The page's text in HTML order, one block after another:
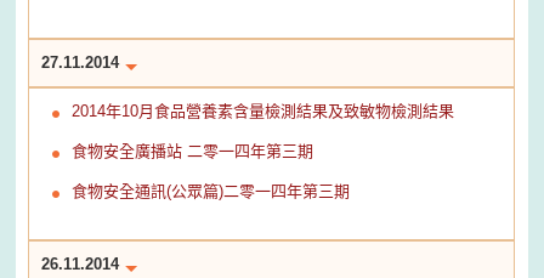
27.11.2014
2014年10月食品營養素含量檢測結果及致敏物檢測結果
食物安全廣播站 二零一四年第三期
食物安全通訊(公眾篇)二零一四年第三期
26.11.2014